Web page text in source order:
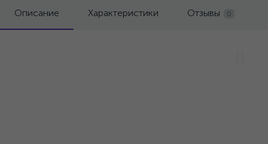
Описание Характеристики Отзывы 0